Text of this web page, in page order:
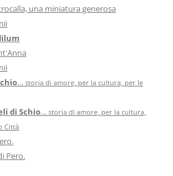
una miniatura generosa
… storia di amore, per la cultura, per le
di Schio… storia di amore, per la cultura,
Città
Pero.